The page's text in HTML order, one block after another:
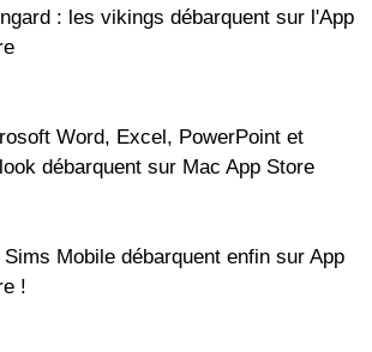
: les vikings débarquent sur l'App
Word, Excel, PowerPoint et
débarquent sur Mac App Store
Sims Mobile débarquent enfin sur App
!